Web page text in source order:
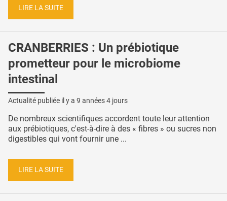
LIRE LA SUITE
CRANBERRIES : Un prébiotique
prometteur pour le microbiome
intestinal
Actualité publiée il y a 9 années 4 jours
De nombreux scientifiques accordent toute leur attention
aux prébiotiques, c'est-à-dire à des « fibres » ou sucres non
digestibles qui vont fournir une ...
LIRE LA SUITE